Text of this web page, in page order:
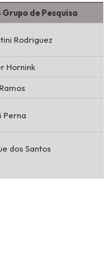
de Pesquisa
Rodriguez
Hornink
Perna
dos Santos